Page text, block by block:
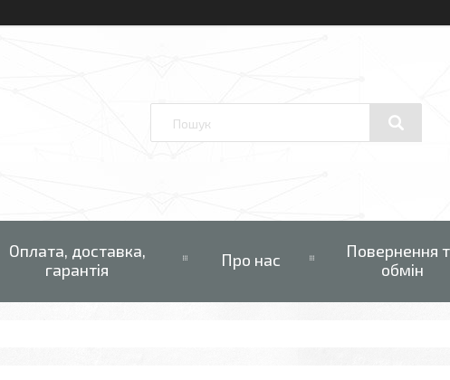
Оплата, доставка,
гарантія
Про нас
Повернення
обмін